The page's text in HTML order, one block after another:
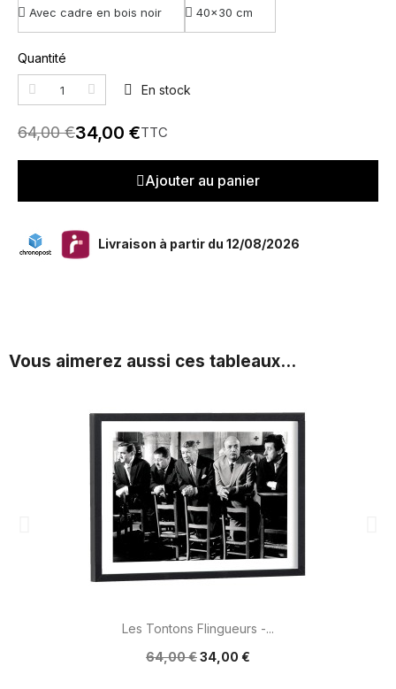
Quantité
En stock
64,00 €34,00 €TTC
Ajouter au panier
Livraison à partir du 12/08/2026
Vous aimerez aussi ces tableaux...
Les Tontons Flingueurs -...
64,00 €34,00 €